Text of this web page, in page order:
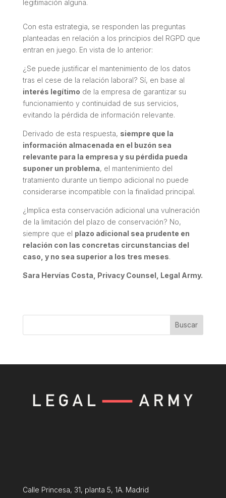
legitimación alguna.
Con esta estrategia, se responden las preguntas
planteadas en relación a los principios del RGPD que
entran en juego. En vista de lo anterior:
¿Se puede justificar el mantenimiento de los datos
tras el cese de la relación laboral? Sí, en base al
interés legítimo de la empresa de garantizar su
funcionamiento y continuidad de sus servicios,
evitando la pérdida de información relevante.
Derivado de esta respuesta, siempre que la
información almacenada en el buzón sea
relevante para la empresa y su pérdida pueda
suponer un problema, el mantenimiento del
tratamiento durante un tiempo adicional no puede
considerarse incompatible con la finalidad principal.
¿Implica esta conservación adicional una vulneración
de la limitación del plazo de conservación? No,
siempre que el plazo adicional sea prudente en
relación con las concretas circunstancias del
caso, y no sea superior a los tres meses.
Sara Hervías Costa, Privacy Counsel, Legal Army.
Buscar
Calle Princesa, 31, planta 5, 1A. Madrid